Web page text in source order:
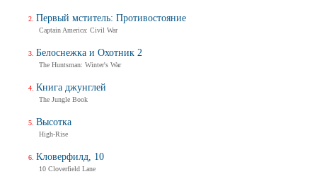
Первый мститель: Противостояние
Captain America: Civil War
Белоснежка и Охотник 2
The Huntsman: Winter's War
Книга джунглей
The Jungle Book
Высотка
High-Rise
Кловерфилд, 10
10 Cloverfield Lane